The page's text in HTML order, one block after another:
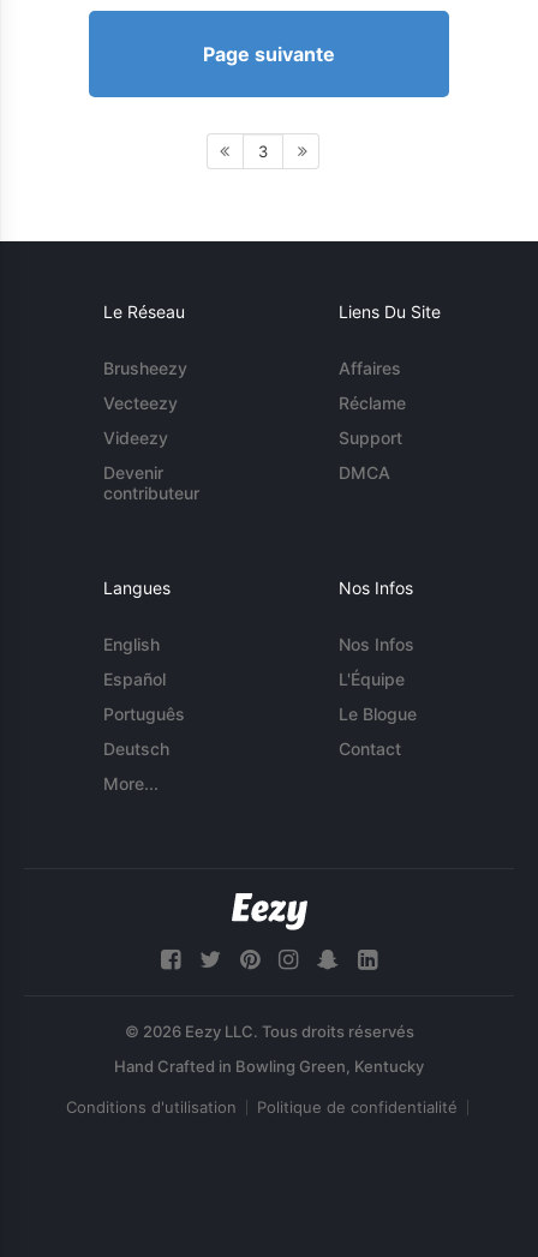
Page suivante
3
Le Réseau
Brusheezy
Vecteezy
Videezy
Devenir
contributeur
Liens Du Site
Affaires
Réclame
Support
DMCA
Langues
English
Español
Português
Deutsch
More...
Nos Infos
Nos Infos
L'Équipe
Le Blogue
Contact
© 2026 Eezy LLC. Tous droits réservés
Conditions d'utilisation Politique de confidentialité